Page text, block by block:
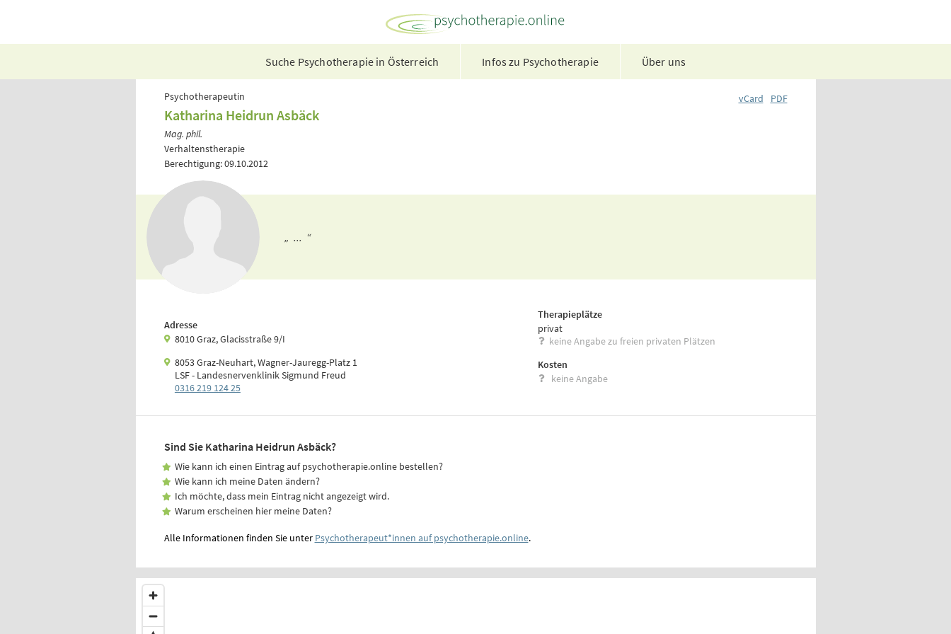
Suche Psychotherapie in Österreich Infos zu Psychotherapie Über uns
Psychotherapeutin
Katharina Heidrun Asbäck
Mag. phil.
Verhaltenstherapie
Berechtigung: 09.10.2012
vCard PDF
„ ... “
Adresse
8010 Graz, Glacisstraße 9/I
8053 Graz-Neuhart, Wagner-Jauregg-Platz 1
LSF - Landesnervenklinik Sigmund Freud
0316 219 124 25
Therapieplätze
privat
keine Angabe zu freien privaten Plätzen
Kosten
keine Angabe
Sind Sie Katharina Heidrun Asbäck?
Wie kann ich einen Eintrag auf psychotherapie.online bestellen?
Wie kann ich meine Daten ändern?
Ich möchte, dass mein Eintrag nicht angezeigt wird.
Warum erscheinen hier meine Daten?
Alle Informationen finden Sie unter Psychotherapeut*innen auf psychotherapie.online.